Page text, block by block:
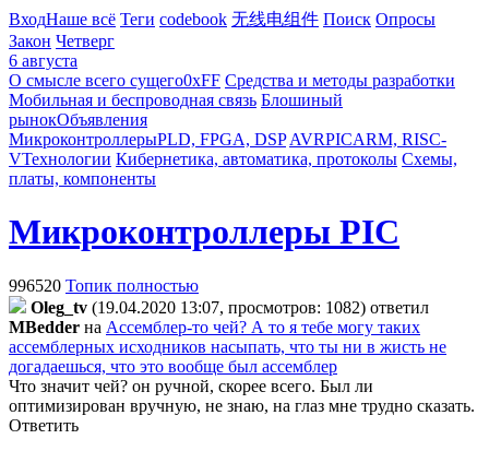
ВходНаше всё Теги codebook 无线电组件 Поиск Опросы
Закон Четверг
6 августа
О смысле всего сущего0xFF Средства и методы разработки
Мобильная и беспроводная связь Блошиный
рынокОбъявления
МикроконтроллерыPLD, FPGA, DSP AVRPICARM, RISC-
VТехнологии Кибернетика, автоматика, протоколы Схемы,
платы, компоненты
Микроконтроллеры PIC
996520 Топик полностью
Oleg_tv (19.04.2020 13:07, просмотров: 1082) ответил
MBedder на Ассемблер-то чей? А то я тебе могу таких
ассемблерных исходников насыпать, что ты ни в жисть не
догадаешься, что это вообще был ассемблер
Что значит чей? он ручной, скорее всего. Был ли
оптимизирован вручную, не знаю, на глаз мне трудно сказать.
Ответить